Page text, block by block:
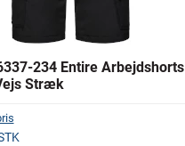
234 Entire Arbejdshorts
Stræk